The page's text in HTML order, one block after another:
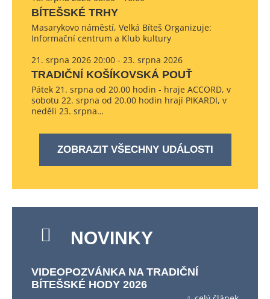
BÍTEŠSKÉ TRHY
Masarykovo náměstí, Velká Bíteš Organizuje:
Informační centrum a Klub kultury
21. srpna 2026 20:00 - 23. srpna 2026
TRADIČNÍ KOŠÍKOVSKÁ POUŤ
Pátek 21. srpna od 20.00 hodin - hraje ACCORD, v
sobotu 22. srpna od 20.00 hodin hrají PIKARDI, v
neděli 23. srpna…
ZOBRAZIT VŠECHNY UDÁLOSTI
NOVINKY
VIDEOPOZVÁNKA NA TRADIČNÍ
BÍTEŠSKÉ HODY 2026